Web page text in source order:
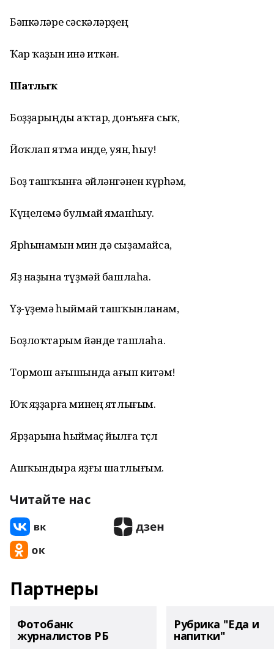
Бәпкәләре сәскәләрҙең
Ҡар ҡаҙын инә иткән.
Шатлыҡ
Боҙҙарыңды аҡтар, донъяға сыҡ,
Йоҡлап ятма инде, уян, һыу!
Боҙ ташҡынға әйләнгәнен күрһәм,
Күңелемә булмай яманһыу.
Ярһынамын мин дә сыҙамайса,
Яҙ наҙына түҙмәй башлаһа.
Үҙ-үҙемә һыймай ташҡынланам,
Боҙлоҡтарым йәнде ташлаһа.
Тормош ағышында ағып китәм!
Юҡ яҙҙарға минең ятлығым.
Ярҙарына һыймаҫ йылға төҫлө
Ашҡындыра яҙғы шатлығым.
Читайте нас
Партнеры
Фотобанк
журналистов РБ
Рубрика "Еда и
напитки"